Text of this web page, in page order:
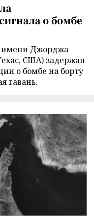
о бомбе
имени Джорджа
США) задержан
о бомбе на борту
гавань.